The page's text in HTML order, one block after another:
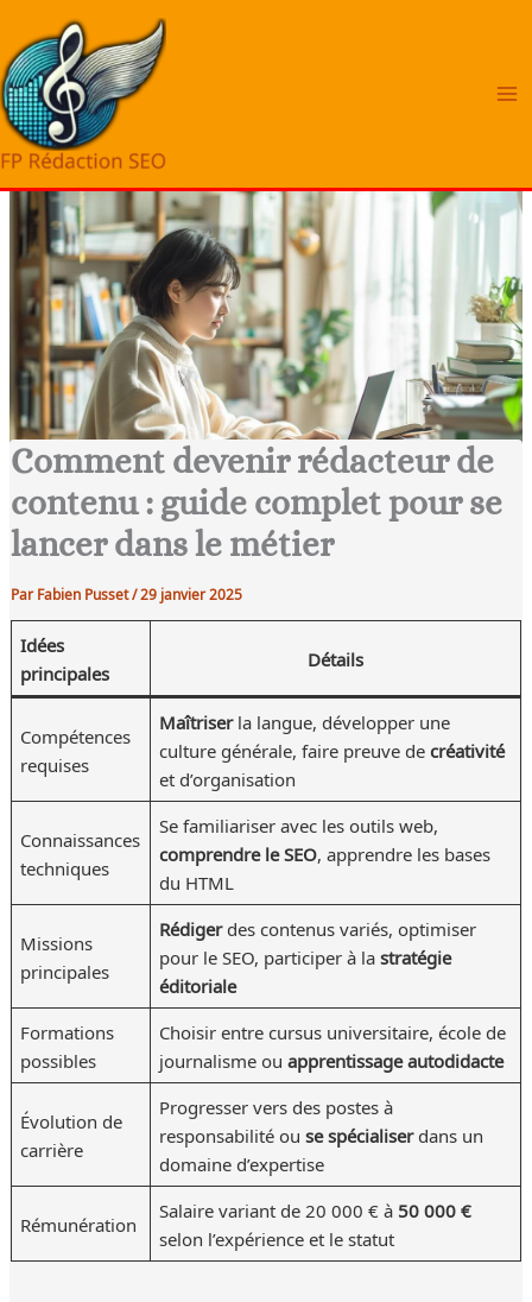
contenu
Comment devenir rédacteur de
contenu : guide complet pour se
lancer dans le métier
ParFabien Pusset/29 janvier 2025
Idées
principales
Détails
Compétences
requises
Maîtriserla langue, développer une
culture générale, faire preuve decréativité
et d’organisation
Connaissances
techniques
Se familiariser avec les outils web,
comprendre le SEO, apprendre les bases
du HTML
Missions
principales
Rédigerdes contenus variés, optimiser
pour le SEO, participer à lastratégie
éditoriale
Formations
possibles
Choisir entre cursus universitaire, école de
journalisme ouapprentissage autodidacte
Évolution de
carrière
Progresser vers des postes à
responsabilité ouse spécialiserdans un
domaine d’expertise
Rémunération
Salaire variant de 20 000 € à50 000 €
selon l’expérience et le statut